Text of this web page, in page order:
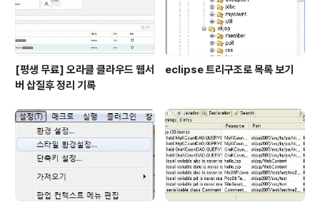
[평생 무료] 오라클 클라우드 웹서
버 삽질후 정리 기록
eclipse 트리구조로 목록 보기